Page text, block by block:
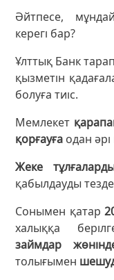
Әйтпесе,
керегі бар?
Ұлттық Банк
қызметін
болуға тиіс.
Мемлекет
қорғауға одан әрі
Жеке
қабылдауды
Сонымен қатар
халыққа
займдар
толығымен